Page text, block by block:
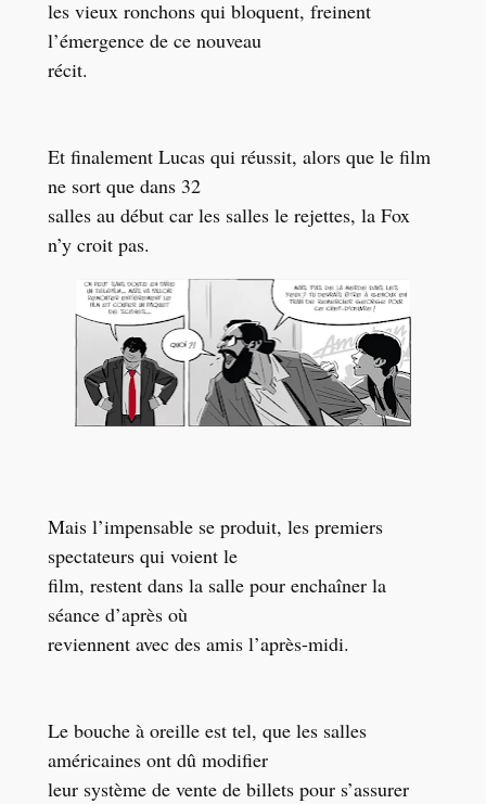
les vieux ronchons qui bloquent, freinent
l’émergence de ce nouveau
récit.
Et finalement Lucas qui réussit, alors que le film
ne sort que dans 32
salles au début car les salles le rejettes, la Fox
n’y croit pas.
Mais l’impensable se produit, les premiers
spectateurs qui voient le
film, restent dans la salle pour enchaîner la
séance d’après où
reviennent avec des amis l’après-midi.
Le bouche à oreille est tel, que les salles
américaines ont dû modifier
leur système de vente de billets pour s’assurer